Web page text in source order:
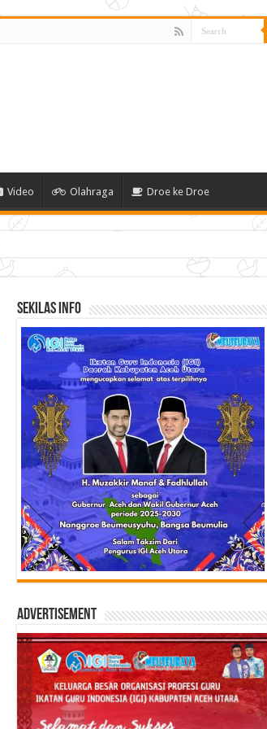
Video Olahraga Droe ke Droe
Sekilas Info
Advertisement